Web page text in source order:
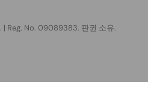
Reg. No. 09089383. 판권 소유.